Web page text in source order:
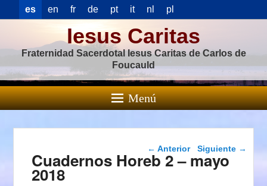
es en fr de pt it nl pl
Iesus Caritas
Fraternidad Sacerdotal Iesus Caritas de Carlos de
Foucauld
Menú
Navegación de
entradas
← Anterior Siguiente →
Cuadernos Horeb 2 – mayo
2018